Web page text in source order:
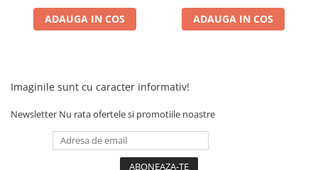
PIESE DE SCHIMB
Acceleratii
Acumulatori 36V
Cauciucuri
Cauciucuri Fat Bike
ADAUGA IN COS ADAUGA IN COS
Imaginile sunt cu caracter informativ!
Newsletter Nu rata ofertele si promotiile noastre